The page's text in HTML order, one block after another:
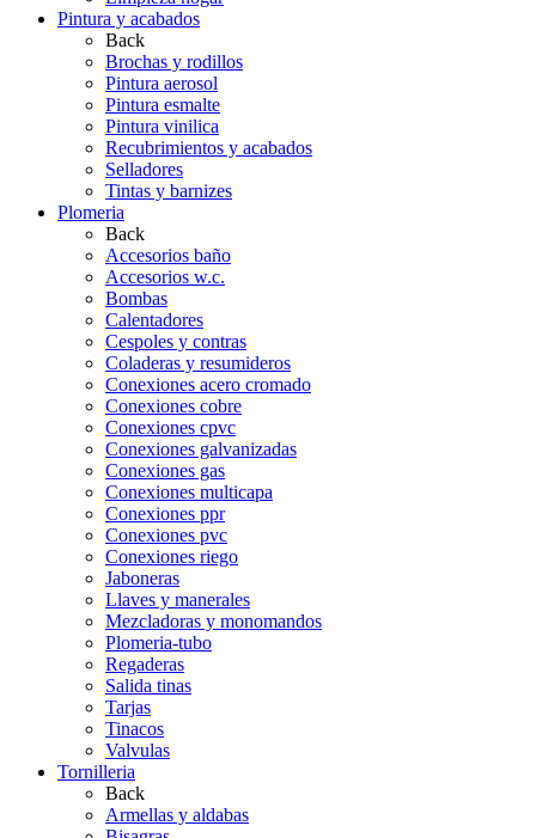
Pintura y acabados
Back
Brochas y rodillos
Pintura aerosol
Pintura esmalte
Pintura vinilica
Recubrimientos y acabados
Selladores
Tintas y barnizes
Plomeria
Back
Accesorios baño
Accesorios w.c.
Bombas
Calentadores
Cespoles y contras
Coladeras y resumideros
Conexiones acero cromado
Conexiones cobre
Conexiones cpvc
Conexiones galvanizadas
Conexiones gas
Conexiones multicapa
Conexiones ppr
Conexiones pvc
Conexiones riego
Jaboneras
Llaves y manerales
Mezcladoras y monomandos
Plomeria-tubo
Regaderas
Salida tinas
Tarjas
Tinacos
Valvulas
Tornilleria
Back
Armellas y aldabas